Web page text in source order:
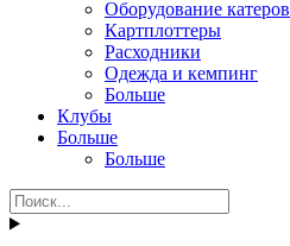
Оборудование катеров
Картплоттеры
Расходники
Одежда и кемпинг
Больше
Клубы
Больше
Больше